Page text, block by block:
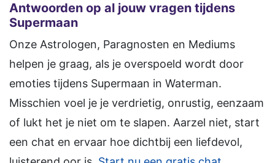
Antwoorden op al jouw vragen tijdens
Supermaan
Onze Astrologen, Paragnosten en Mediums
helpen je graag, als je overspoeld wordt door
emoties tijdens Supermaan in Waterman.
Misschien voel je je verdrietig, onrustig, eenzaam
of lukt het je niet om te slapen. Aarzel niet, start
een chat en ervaar hoe dichtbij een liefdevol,